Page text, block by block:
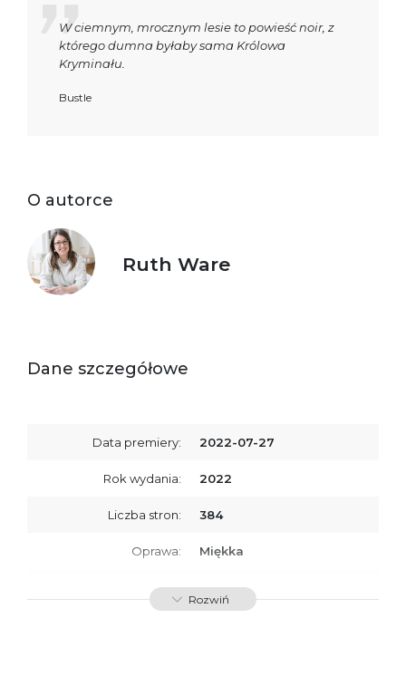
W ciemnym, mrocznym lesie to powieść noir, z
którego dumna byłaby sama Królowa
Kryminału.
Bustle
O autorce
Ruth Ware
Dane szczegółowe
Data premiery: 2022-07-27
Rok wydania: 2022
Liczba stron: 384
Oprawa: Miękka
ISBN 9788367324458
Rozwiń